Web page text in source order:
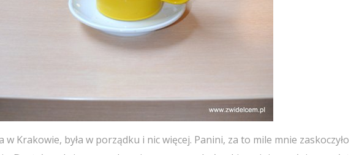
Krakowie, była w porządku i nic więcej. Panini, za to mile mnie zaskoczyło